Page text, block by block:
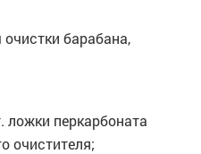
барабана,
ложки перкарбоната
очистителя;